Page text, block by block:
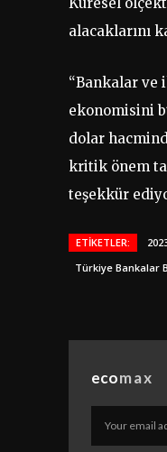
alacaklarını
“Bankalar ve
ekonomisini
dolar
kritik önem
teşekkür
ETIKETLER:
Türkiye Bankalar
ecomax